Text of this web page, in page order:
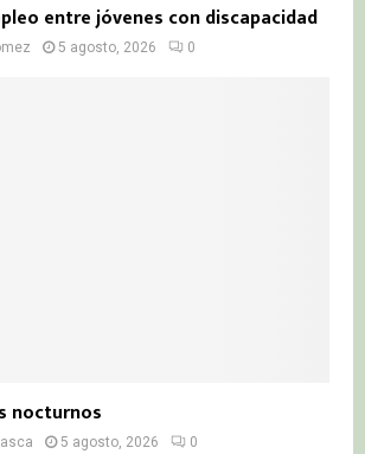
entre jóvenes con discapacidad
5 agosto, 2026 0
nocturnos
5 agosto, 2026 0